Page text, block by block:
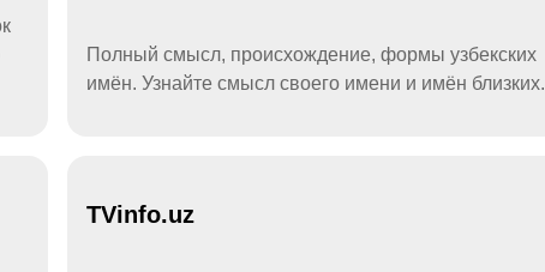
Полный смысл, происхождение, формы узбекских
имён. Узнайте смысл своего имени и имён близких.
TVinfo.uz